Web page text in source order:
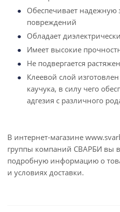
Обеспечивает надежную
повреждений
Обладает
Имеет высокие
Не подвергается
Клеевой слой
каучука, в силу чего
адгезия с различного
В интернет-магазине
группы компаний СВАРБИ вы
подробную информацию о
и условиях доставки.